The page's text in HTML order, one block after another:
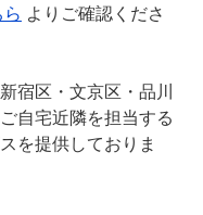
ら よりご確認くださ
宿区・文京区・品川
自宅近隣を担当する
を提供しておりま